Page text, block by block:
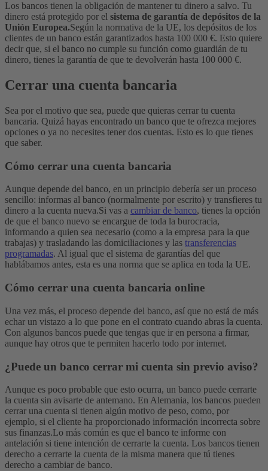
Los bancos tienen la obligación de mantener tu dinero a salvo. Tu
dinero está protegido por el sistema de garantía de depósitos de la
Unión Europea.Según la normativa de la UE, los depósitos de los
clientes de un banco están garantizados hasta 100 000 €. Esto quiere
decir que, si el banco no cumple su función como guardián de tu
dinero, tienes la garantía de que te devolverán hasta 100 000 €.
Cerrar una cuenta bancaria
Sea por el motivo que sea, puede que quieras cerrar tu cuenta
bancaria. Quizá hayas encontrado un banco que te ofrezca mejores
opciones o ya no necesites tener dos cuentas. Esto es lo que tienes
que saber.
Cómo cerrar una cuenta bancaria
Aunque depende del banco, en un principio debería ser un proceso
sencillo: informas al banco (normalmente por escrito) y transfieres tu
dinero a la cuenta nueva.Si vas a cambiar de banco, tienes la opción
de que el banco nuevo se encargue de toda la burocracia,
informando a quien sea necesario (como a la empresa para la que
trabajas) y trasladando las domiciliaciones y las transferencias
programadas. Al igual que el sistema de garantías del que
hablábamos antes, esta es una norma que se aplica en toda la UE.
Cómo cerrar una cuenta bancaria online
Una vez más, el proceso depende del banco, así que no está de más
echar un vistazo a lo que pone en el contrato cuando abras la cuenta.
Con algunos bancos puede que tengas que ir en persona a firmar,
aunque hay otros que te permiten hacerlo todo por internet.
¿Puede un banco cerrar mi cuenta sin previo aviso?
Aunque es poco probable que esto ocurra, un banco puede cerrarte
la cuenta sin avisarte de antemano. En Alemania, los bancos pueden
cerrar una cuenta si tienen algún motivo de peso, como, por
ejemplo, si el cliente ha proporcionado información incorrecta sobre
sus finanzas.Lo más común es que el banco te informe con
antelación si tiene intención de cerrarte la cuenta. Los bancos tienen
derecho a cerrarte la cuenta de la misma manera que tú tienes
derecho a cambiar de banco.